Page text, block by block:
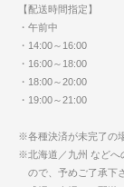
【配送時間指定】
・午前中
・14:00～16:00
・16:00～18:00
・18:00～20:00
・19:00～21:00
※各種決済が未完了の
※北海道／九州 などへ
ので、予めご了承下